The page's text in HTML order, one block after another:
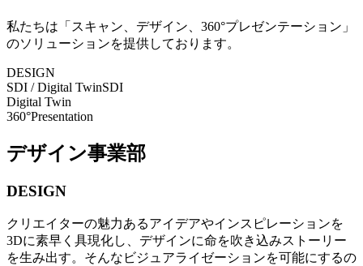
私たちは「スキャン、デザイン、360°プレゼンテーション」
のソリューションを提供しております。
DESIGN
SDI / Digital TwinSDI
Digital Twin
360°Presentation
デザイン事業部
DESIGN
クリエイターの魅力あるアイデアやインスピレーションを
3Dに素早く具現化し、デザインに命を吹き込みストーリー
を生み出す。そんなビジュアライゼーションを可能にするの